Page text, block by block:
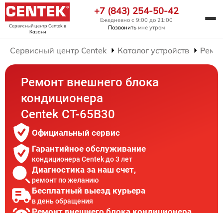
Сервисный центр Centekв
Казани
+7 (843) 254-50-42
Ежедневно с 9:00 до 21:00
Позвонить мне утром
Сервисный центр Centek Каталог устройств
Ремонт внешнего блока
кондиционера
Centek CT-65B30
Официальный сервис
Гарантийное обслуживание
кондиционера Centek до 3 лет
Диагностика за наш счет,
ремонт по желанию
Бесплатный выезд курьера
в день обращения